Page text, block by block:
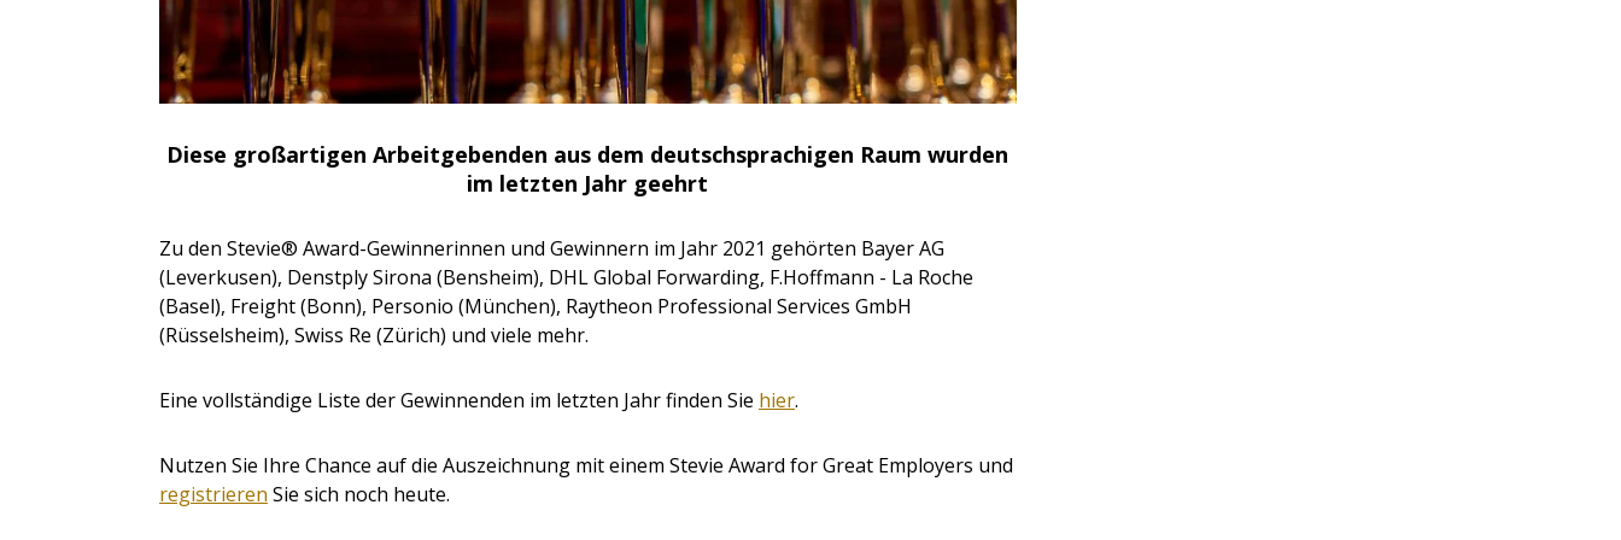
Diese großartigen Arbeitgebenden aus dem deutschsprachigen Raum wurden
im letzten Jahr geehrt
Zu den Stevie® Award-Gewinnerinnen und Gewinnern im Jahr 2021 gehörten Bayer AG
(Leverkusen), Denstply Sirona (Bensheim), DHL Global Forwarding, F.Hoffmann - La Roche
(Basel), Freight (Bonn), Personio (München), Raytheon Professional Services GmbH
(Rüsselsheim), Swiss Re (Zürich) und viele mehr.
Eine vollständige Liste der Gewinnenden im letzten Jahr finden Sie hier.
Nutzen Sie Ihre Chance auf die Auszeichnung mit einem Stevie Award for Great Employers und
registrieren Sie sich noch heute.